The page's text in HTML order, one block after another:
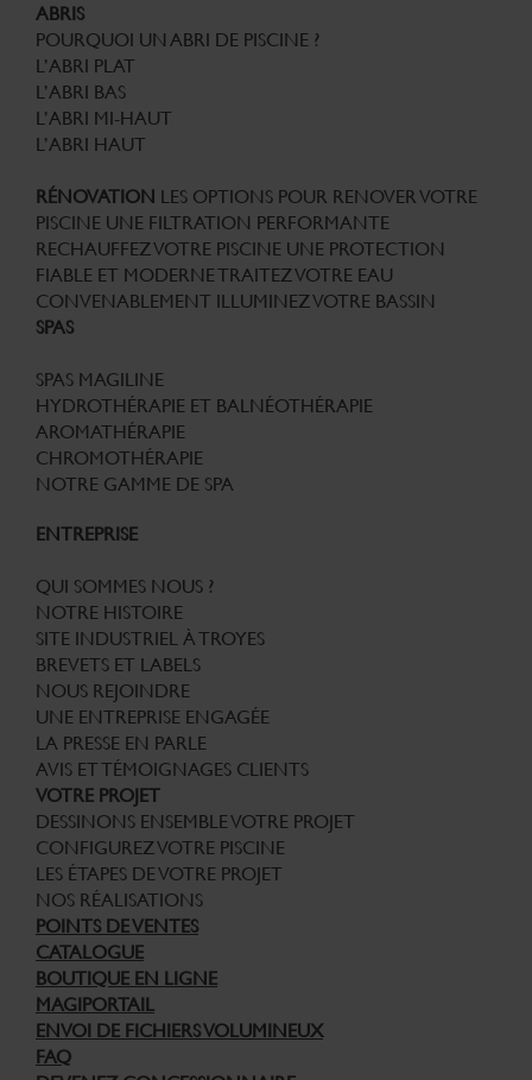
ABRIS
POURQUOI UN ABRI DE PISCINE ?
L’ABRI PLAT
L’ABRI BAS
L’ABRI MI-HAUT
L’ABRI HAUT
RÉNOVATION LES OPTIONS POUR RENOVER VOTRE
PISCINE UNE FILTRATION PERFORMANTE
RECHAUFFEZ VOTRE PISCINE UNE PROTECTION
FIABLE ET MODERNETRAITEZ VOTRE EAU
CONVENABLEMENT ILLUMINEZ VOTRE BASSIN
SPAS
SPAS MAGILINE
HYDROTHÉRAPIE ET BALNÉOTHÉRAPIE
AROMATHÉRAPIE
CHROMOTHÉRAPIE
NOTRE GAMME DE SPA
ENTREPRISE
QUI SOMMES NOUS ?
NOTRE HISTOIRE
SITE INDUSTRIEL À TROYES
BREVETS ET LABELS
NOUS REJOINDRE
UNE ENTREPRISE ENGAGÉE
LA PRESSE EN PARLE
AVIS ET TÉMOIGNAGES CLIENTS
VOTRE PROJET
DESSINONS ENSEMBLE VOTRE PROJET
CONFIGUREZ VOTRE PISCINE
LES ÉTAPES DE VOTRE PROJET
NOS RÉALISATIONS
POINTS DE VENTES
CATALOGUE
BOUTIQUE EN LIGNE
MAGIPORTAIL
ENVOI DE FICHIERS VOLUMINEUX
FAQ